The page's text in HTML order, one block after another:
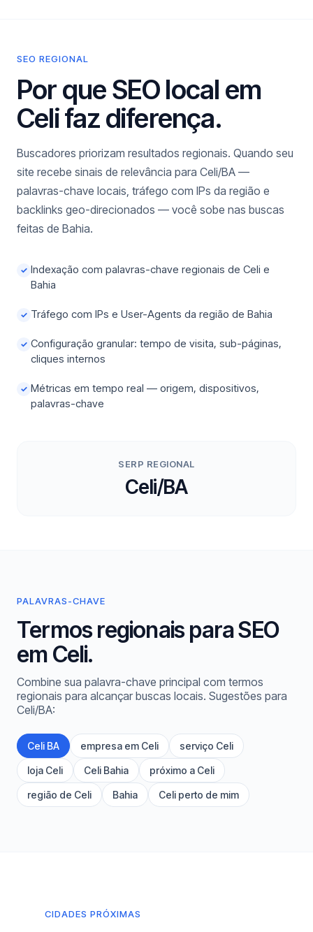
SEO REGIONAL
Por que SEO local em
Celi faz diferença.
Buscadores priorizam resultados regionais. Quando seu
site recebe sinais de relevância para Celi/BA —
palavras-chave locais, tráfego com IPs da região e
backlinks geo-direcionados — você sobe nas buscas
feitas de Bahia.
✓ Indexação com palavras-chave regionais de Celi e
Bahia
✓ Tráfego com IPs e User-Agents da região de Bahia
✓ Configuração granular: tempo de visita, sub-páginas,
cliques internos
✓ Métricas em tempo real — origem, dispositivos,
palavras-chave
SERP REGIONAL
Celi/BA
PALAVRAS-CHAVE
Termos regionais para SEO
em Celi.
Combine sua palavra-chave principal com termos
regionais para alcançar buscas locais. Sugestões para
Celi/BA:
Celi BA empresa em Celi serviço Celi
loja Celi Celi Bahia próximo a Celi
região de Celi Bahia Celi perto de mim
CIDADES PRÓXIMAS